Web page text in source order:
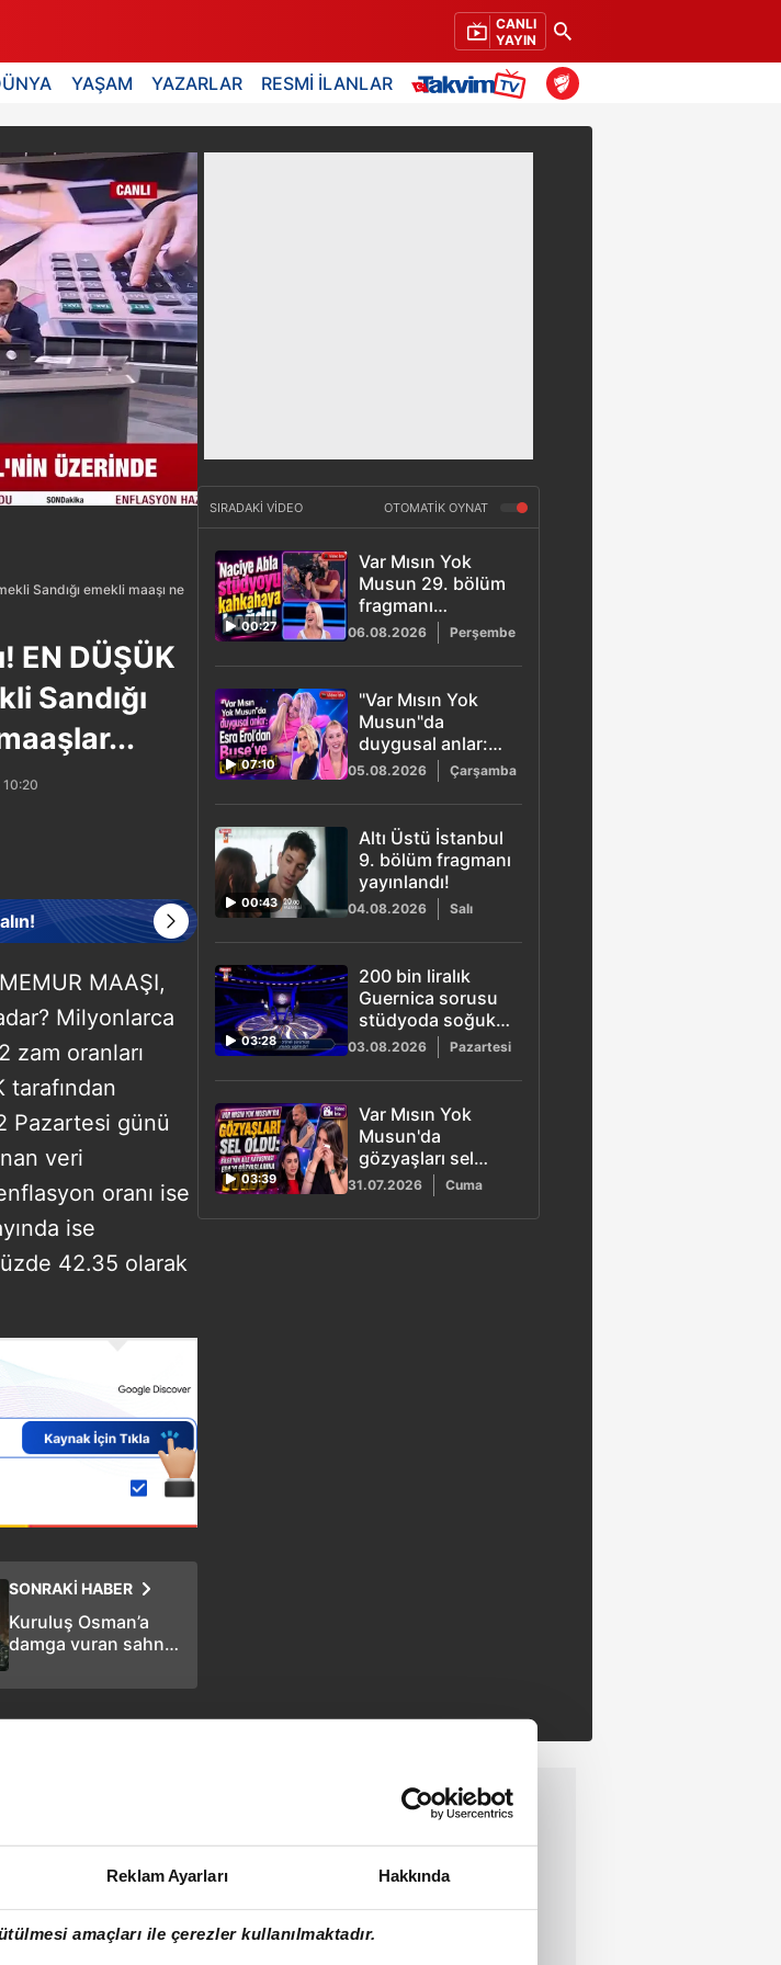
Reklam Ayarları Hakkında
amaçları ile çerezler kullanılmaktadır.
CANLI
YAYIN
YAŞAM YAZARLAR RESMİ İLANLAR
Sandığı emekli maaşı ne
EN DÜŞÜK
Sandığı
MAAŞI,
Milyonlarca
zam oranları
tarafından
Pazartesi günü
veri
oranı ise
ise
42.35 olarak
SONRAKİ HABER
Kuruluş Osman’a
damga vuran sahne:
yurdudur! Osman
SIRADAKİ VİDEO OTOMATİK OYNAT
00:27
Var Mısın Yok
Musun 29. bölüm
fragmanı
yayınlandı! Naciye
Abla stüdyoyu
kahkahaya boğdu
06.08.2026 Perşembe
07:10
"Var Mısın Yok
Musun"da
duygusal anlar:
Esra Erol'dan
Buse'ye büyük
destek!
05.08.2026 Çarşamba
00:43
Altı Üstü İstanbul
9. bölüm fragmanı
yayınlandı!
04.08.2026 Salı
03:28
200 bin liralık
Guernica sorusu
stüdyoda soğuk
rüzgarlar estirdi
03.08.2026 Pazartesi
03:39
Var Mısın Yok
Musun'da
gözyaşları sel
oldu: Eda vefat
eden babasını
hatırlayınca ağladı
31.07.2026 Cuma